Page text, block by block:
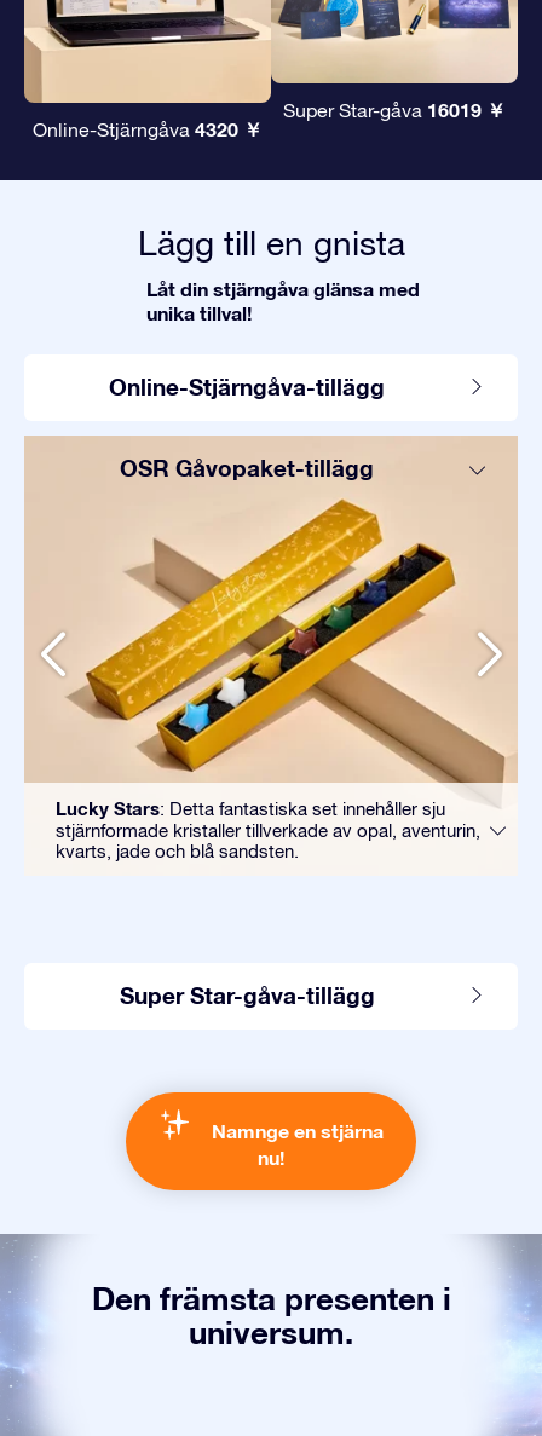
Online-Stjärngåva 4320 ￥
Super Star-gåva 16019 ￥
Lägg till en gnista
Låt din stjärngåva glänsa med
unika tillval!
Online-Stjärngåva-tillägg
OSR Gåvopaket-tillägg
Lucky Stars: Detta fantastiska set innehåller sju
stjärnformade kristaller tillverkade av opal, aventurin,
kvarts, jade och blå sandsten.
Super Star-gåva-tillägg
Namnge en stjärna
nu!
Den främsta presenten i
universum.